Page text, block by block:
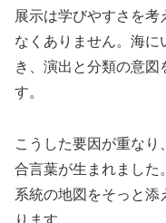
展示は学びやすさを
なくありません。海に
き、演出と分類の意
す。
こうした要因が重な
合言葉が生まれました
系統の地図をそっと添
ります。